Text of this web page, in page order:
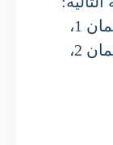
1،
2،